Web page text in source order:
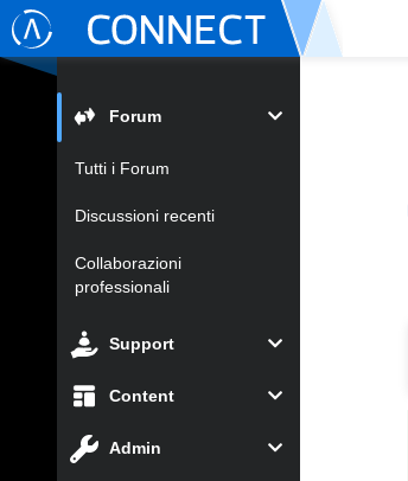
Forum
Tutti i Forum
Discussioni recenti
Collaborazioni
professionali
Support
Content
Admin